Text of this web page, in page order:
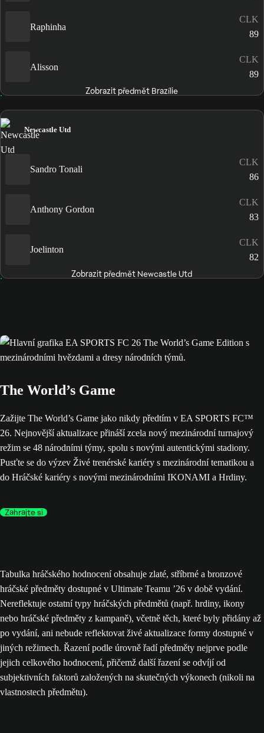
Raphinha
CLK
89
Alisson
CLK
89
Zobrazit předmět Brazílie
Newcastle Utd
Sandro Tonali
CLK
86
Anthony Gordon
CLK
83
Joelinton
CLK
82
Zobrazit předmět Newcastle Utd
The World’s Game
Zažijte The World’s Game jako nikdy předtím v EA SPORTS FC™
26. Nejnovější aktualizace přináší zcela nový mezinárodní turnajový
režim se 48 národními týmy, spolu s novými autentickými stadiony.
Pusťte se do výzev Živé trenérské kariéry s mezinárodní tematikou a
do Hráčské kariéry s novými mezinárodními IKONAMI a Hrdiny.
Zahrajte si
Tabulka hráčského hodnocení obsahuje zlaté, stříbrné a bronzové
hráčské předměty dostupné v Ultimate Teamu ’26 v době vydání.
Nereflektuje ostatní typy hráčských předmětů (např. hrdiny, ikony
nebo hráčské předměty z kampaně), včetně těch, které byly přidány až
po vydání, ani nebude reflektovat živé aktualizace formy dostupné v
jiných režimech. Řazení podle úrovně řadí předměty nejprve podle
jejich celkového hodnocení, přičemž další řazení se odvíjí od
subjektivních faktorů založených na skutečných výkonech (nikoli na
vlastnostech předmětu).